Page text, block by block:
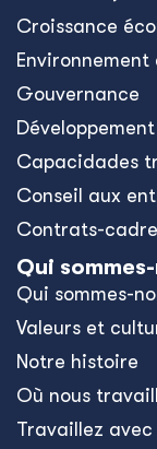
Croissance
Gouvernance
Capacidades
Conseil aux
Contrats-
Qui
Qui sommes-
Valeurs et
Notre histoire
Où nous
Travaillez avec